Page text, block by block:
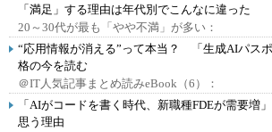
「満足」する理由は年代別でこんなに違った
20～30代が最も「やや不満」が多い：
“応用情報が消える”って本当？ 「生成AIパス
格の今を読む
＠IT人気記事まとめ読みeBook（6）：
「AIがコードを書く時代、新職種FDEが需要
思う理由